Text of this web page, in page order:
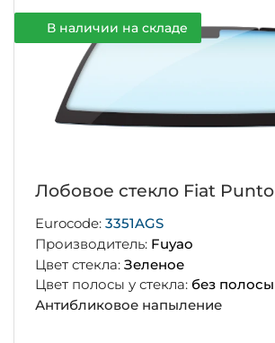
В наличии на складе
Лобовое стекло Fiat Punto
Eurocode: 3351AGS
Производитель: Fuyao
Цвет стекла: Зеленое
Цвет полосы у стекла: без полосы
Антибликовое напыление